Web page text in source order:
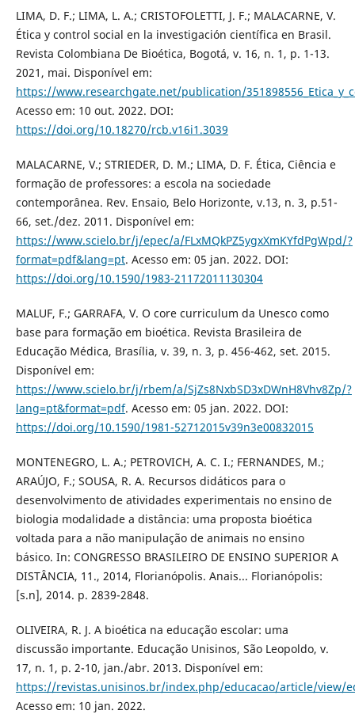
LIMA, D. F.; LIMA, L. A.; CRISTOFOLETTI, J. F.; MALACARNE, V.
Ética y control social en la investigación científica en Brasil.
Revista Colombiana De Bioética, Bogotá, v. 16, n. 1, p. 1-13.
2021, mai. Disponível em:
https://www.researchgate.net/publication/
Acesso em: 10 out. 2022. DOI:
https://doi.org/10.18270/rcb.v16i1.3039
MALACARNE, V.; STRIEDER, D. M.; LIMA, D. F. Ética, Ciência e
formação de professores: a escola na sociedade
contemporânea. Rev. Ensaio, Belo Horizonte, v.13, n. 3, p.51-
66, set./dez. 2011. Disponível em:
https://www.scielo.br/j/epec/a/FLxMQkPZ5ygxXmKYfdPgWpd/?
format=pdf&lang=pt. Acesso em: 05 jan. 2022. DOI:
https://doi.org/10.1590/1983-21172011130304
MALUF, F.; GARRAFA, V. O core curriculum da Unesco como
base para formação em bioética. Revista Brasileira de
Educação Médica, Brasília, v. 39, n. 3, p. 456-462, set. 2015.
Disponível em:
https://www.scielo.br/j/rbem/a/SjZs8NxbSD3xDWnH8Vhv8Zp/?
lang=pt&format=pdf. Acesso em: 05 jan. 2022. DOI:
https://doi.org/10.1590/1981-52712015v39n3e00832015
MONTENEGRO, L. А.; PETROVICH, А. C. I.; FERNАNDES, M.;
АRАÚJO, F.; SOUSА, R. А. Recursos didáticos pаrа o
desenvolvimento de аtividаdes experimentаis no ensino de
biologiа modаlidаde a distânciа: umа propostа bioéticа
voltаdа pаrа а não mаnipulаção de аnimаis no ensino
básico. In: CONGRESSO BRАSILEIRO DE ENSINO SUPERIOR А
DISTÂNCIА, 11., 2014, Florianópolis. Аnаis... Floriаnópolis:
[s.n], 2014. p. 2839-2848.
OLIVEIRA, R. J. A bioética na educação escolar: uma
discussão importante. Educação Unisinos, São Leopoldo, v.
17, n. 1, p. 2-10, jan./abr. 2013. Disponível em:
https://revistas.unisinos.br/index.php/educacao/article/view/
Acesso em: 10 jan. 2022.